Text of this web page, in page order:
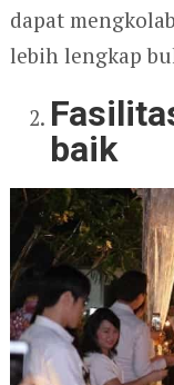
dapat
lebih lengkap
baik